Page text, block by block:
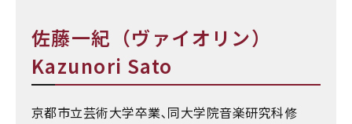
佐藤一紀（ヴァイオリン）
Kazunori Sato
京都市立芸術大学卒業､同大学院音楽研究科修